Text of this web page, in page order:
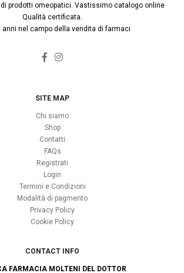
prodotti omeopatici. Vastissimo catalogo online
Qualità certificata.
anni nel campo della vendita di farmaci
SITE MAP
Chi siamo
Shop
Contatti
FAQs
Registrati
Login
Termini e Condizioni
Modalità di pagmento
Privacy Policy
Cookie Policy
CONTACT INFO
FARMACIA MOLTENI DEL DOTTOR